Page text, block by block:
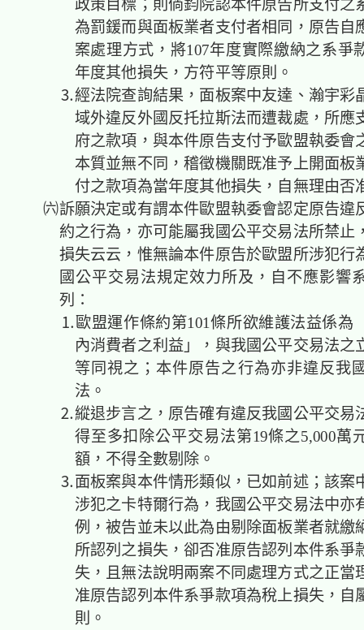
政策目標；則倘鈞院認本件原告所支付之
為罰鍰而與面板業者支付者相同，原告自
案處理方式，將107年度實際繳納之系爭
年度其他損失，方符平等原則。
⒊經法院查詢結果，面板案中友達、瀚宇彩
域外違反外國反托拉斯法而遭裁處，所應
府之款項，與本件原告支付予歐盟執委會
本質並無不同，稽徵機關既准予上開面板
付之款項為當年度其他損失，自無理由否
㈥訴願決定或有謂本件歐盟執委會認定原告違
約之行為，亦可能屬我國公平交易法所禁止
損失云云，惟無論本件原告於歐盟所涉犯行
國公平交易法規定效力所及，自不應影響
列：
⒈歐盟運作條約第101條所欲維護法益係為
內消費者之利益」，與我國公平交易法之
等同視之；本件原告之行為亦非違反我
法。
⒉縱退步言之，原告確有違反我國公平交易
得至多扣除公平交易法第19條之5,000萬
額，不得全數剔除。
⒊面板案與本件情形類似，已如前述；該案
涉犯之卡特爾行為，我國公平交易法中亦
例，被告並未以此為由剔除面板業者就繳
所認列之損失，卻否准原告認列本件系爭
失，且無法說明兩案不同處理方式之正當
准原告認列本件系爭款項為稅上損失，自
則。